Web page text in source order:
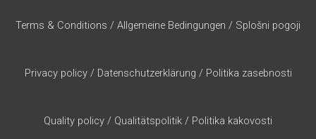
Terms & Conditions / Allgemeine Bedingungen / Splošni pogoji
Privacy policy/ Datenschutzerklärung / Politika zasebnosti
Quality policy / Qualitätspolitik / Politika kakovosti